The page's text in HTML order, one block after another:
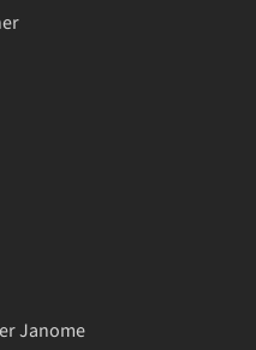
Janome